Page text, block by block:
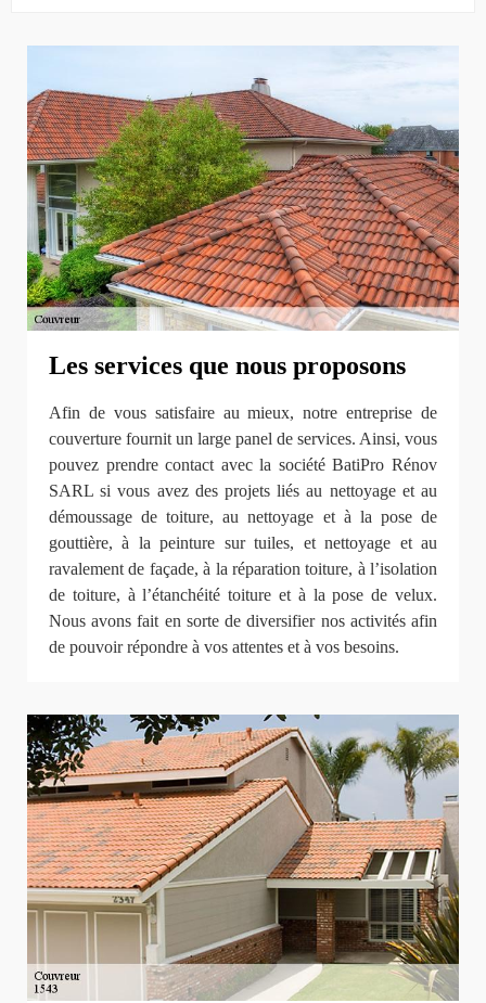
Les services que nous proposons
Afin de vous satisfaire au mieux, notre entreprise de
couverture fournit un large panel de services. Ainsi, vous
pouvez prendre contact avec la société BatiPro Rénov
SARL si vous avez des projets liés au nettoyage et au
démoussage de toiture, au nettoyage et à la pose de
gouttière, à la peinture sur tuiles, et nettoyage et au
ravalement de façade, à la réparation toiture, à l’isolation
de toiture, à l’étanchéité toiture et à la pose de velux.
Nous avons fait en sorte de diversifier nos activités afin
de pouvoir répondre à vos attentes et à vos besoins.